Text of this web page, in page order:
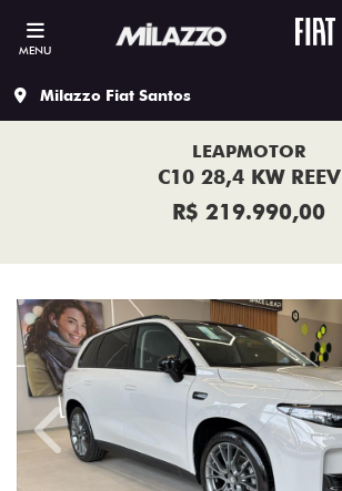
MENU
Milazzo Fiat Santos
LEAPMOTOR
C10 28,4 KW REEV
R$ 219.990,00
Previous